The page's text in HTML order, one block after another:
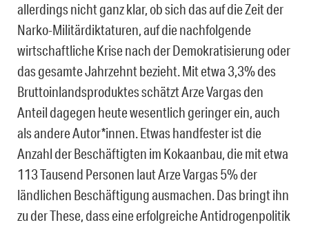
allerdings nicht ganz klar, ob sich das auf die Zeit der
Narko-Militärdiktaturen, auf die nachfolgende
wirtschaftliche Krise nach der Demokratisierung oder
das gesamte Jahrzehnt bezieht. Mit etwa 3,3% des
Bruttoinlandsproduktes schätzt Arze Vargas den
Anteil dagegen heute wesentlich geringer ein, auch
als andere Autor*innen. Etwas handfester ist die
Anzahl der Beschäftigten im Kokaanbau, die mit etwa
113 Tausend Personen laut Arze Vargas 5% der
ländlichen Beschäftigung ausmachen. Das bringt ihn
zu der These, dass eine erfolgreiche Antidrogenpolitik